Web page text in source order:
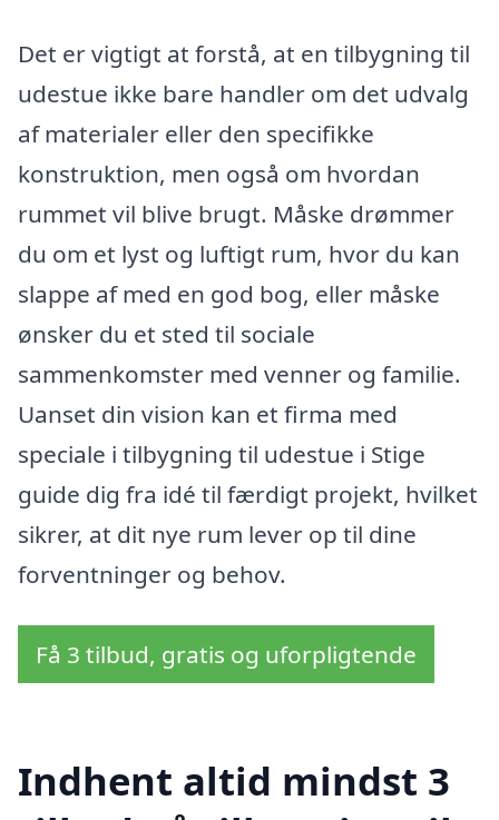
Det er vigtigt at forstå, at en tilbygning til
udestue ikke bare handler om det udvalg
af materialer eller den specifikke
konstruktion, men også om hvordan
rummet vil blive brugt. Måske drømmer
du om et lyst og luftigt rum, hvor du kan
slappe af med en god bog, eller måske
ønsker du et sted til sociale
sammenkomster med venner og familie.
Uanset din vision kan et firma med
speciale i tilbygning til udestue i Stige
guide dig fra idé til færdigt projekt, hvilket
sikrer, at dit nye rum lever op til dine
forventninger og behov.
Få 3 tilbud, gratis og uforpligtende
Indhent altid mindst 3